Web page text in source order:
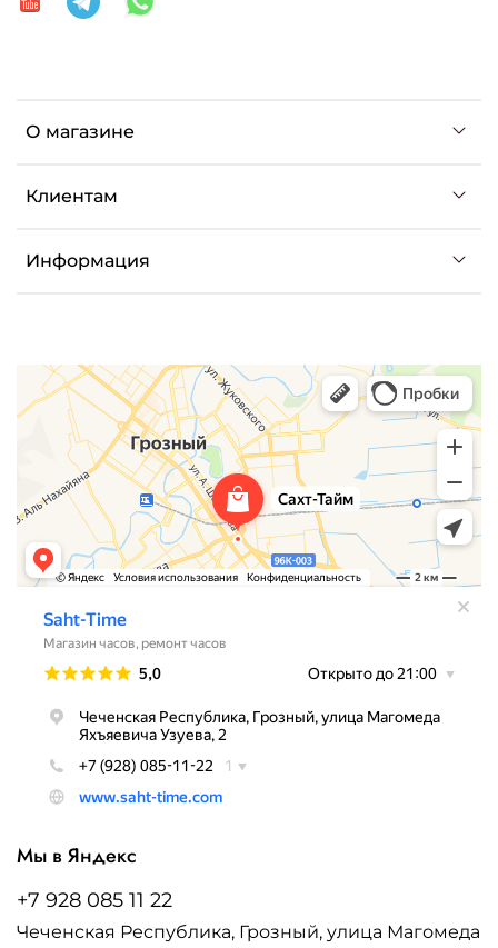
О магазине
Клиентам
Информация
Мы в Яндекс
+7 928 085 11 22
Чеченская Республика, Грозный, улица Магомеда